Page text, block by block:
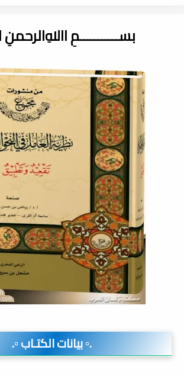
بســـــــــــمِ
.▫️ بيانات الكتـاب ▫️.